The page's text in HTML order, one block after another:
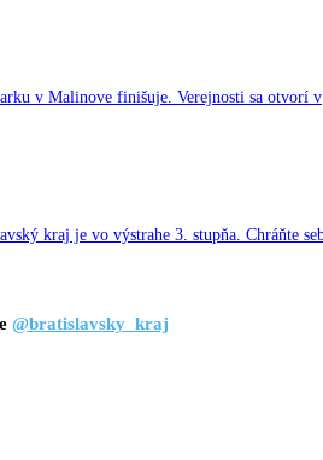
v Malinove finišuje. Verejnosti sa otvorí v
kraj je vo výstrahe 3. stupňa. Chráňte
@bratislavsky_kraj